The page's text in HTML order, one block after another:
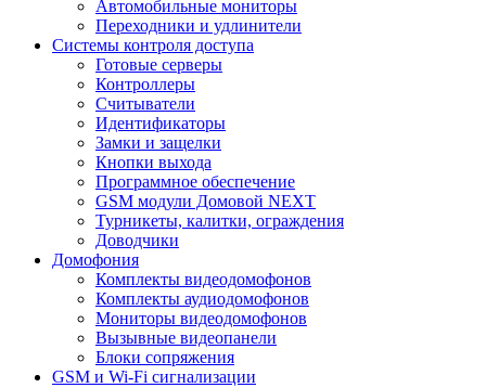
Автомобильные мониторы
Переходники и удлинители
Системы контроля доступа
Готовые серверы
Контроллеры
Считыватели
Идентификаторы
Замки и защелки
Кнопки выхода
Программное обеспечение
GSM модули Домовой NEXT
Турникеты, калитки, ограждения
Доводчики
Домофония
Комплекты видеодомофонов
Комплекты аудиодомофонов
Мониторы видеодомофонов
Вызывные видеопанели
Блоки сопряжения
GSM и Wi-Fi сигнализации